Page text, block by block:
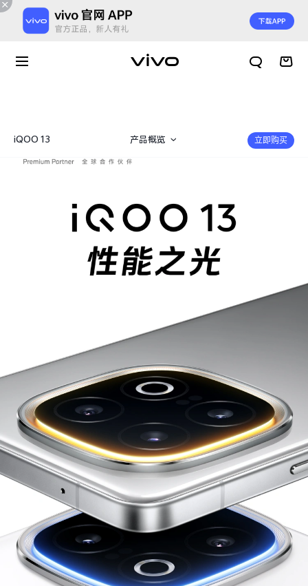
X300 E X Fold6
X300 Ultra X300s
S60 元气版
S50 Pro mini
Y600 Turbo
iQOO Z11i iQOO 15T
iQOO Z11 iQOO Z11x
vivo TWS 5 Pro vivo Pad6 Pro
iQOO 13 产品概览
规格参数
立即购买